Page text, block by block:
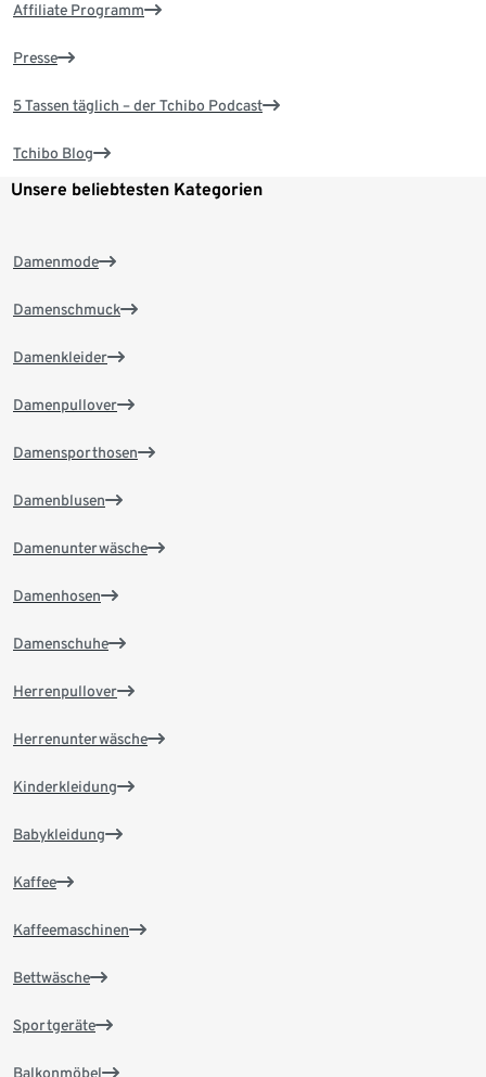
Affiliate Programm
Presse
5 Tassen täglich – der Tchibo Podcast
Tchibo Blog
Unsere beliebtesten Kategorien
Damenmode
Damenschmuck
Damenkleider
Damenpullover
Damensporthosen
Damenblusen
Damenunterwäsche
Damenhosen
Damenschuhe
Herrenpullover
Herrenunterwäsche
Kinderkleidung
Babykleidung
Kaffee
Kaffeemaschinen
Bettwäsche
Sportgeräte
Balkonmöbel